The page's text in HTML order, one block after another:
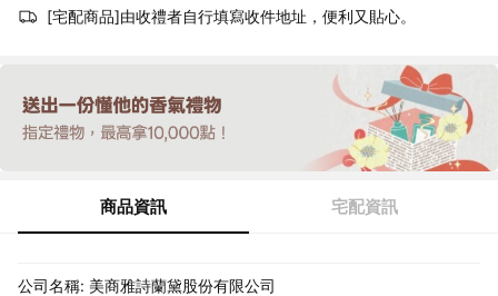
[宅配商品]由收禮者自行填寫收件地址，便利又貼心。
商品資訊 宅配資訊
公司名稱: 美商雅詩蘭黛股份有限公司